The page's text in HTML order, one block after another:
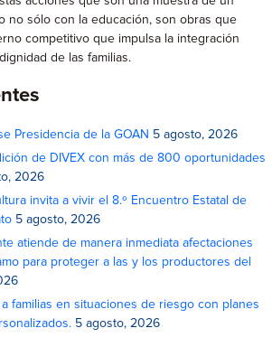
no sólo con la educación, son obras que
competitivo que impulsa la integración
de las familias.
Presidencia de la GOAN 5 agosto, 2026
de DIVEX con más de 800 oportunidades
2026
invita a vivir el 8.º Encuentro Estatal de
5 agosto, 2026
atiende de manera inmediata afectaciones
para proteger a las y los productores del
familias en situaciones de riesgo con planes
5 agosto, 2026